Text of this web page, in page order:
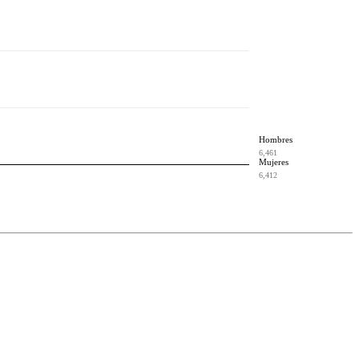
Mujeres
6,412
Hombres
6,461